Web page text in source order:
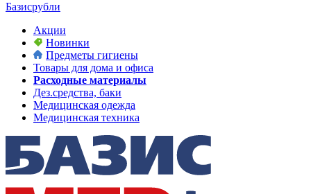
Базисрубли
Акции
Новинки
Предметы гигиены
Товары для дома и офиса
Расходные материалы
Дез.средства, баки
Медицинская одежда
Медицинская техника